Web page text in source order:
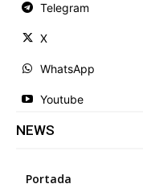
Telegram
X
WhatsApp
Youtube
NEWS
Portada